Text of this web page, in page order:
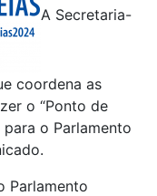
A Secretaria-
coordena as
o “Ponto de
o Parlamento
Parlamento